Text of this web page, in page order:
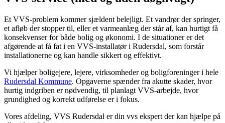
Et VVS-problem kommer sjældent belejligt. Et vandrør der springer,
et afløb der stopper til, eller et varmeanlæg der står af, kan hurtigt få
konsekvenser for både bolig og økonomi. I de situationer er det
afgørende at få fat i en VVS-installatør i Rudersdal, som forstår
installationerne og kan handle sikkert og effektivt.
Vi hjælper boligejere, lejere, virksomheder og boligforeninger i hele
Rudersdal Kommune. Opgaverne spænder fra akutte skader, hvor
hurtig indgriben er nødvendig, til planlagt VVS-arbejde, hvor
grundighed og korrekt udførelse er i fokus.
Vores afdeling, VVS Rudersdal er din vvs ekspert der kan hjælpe på